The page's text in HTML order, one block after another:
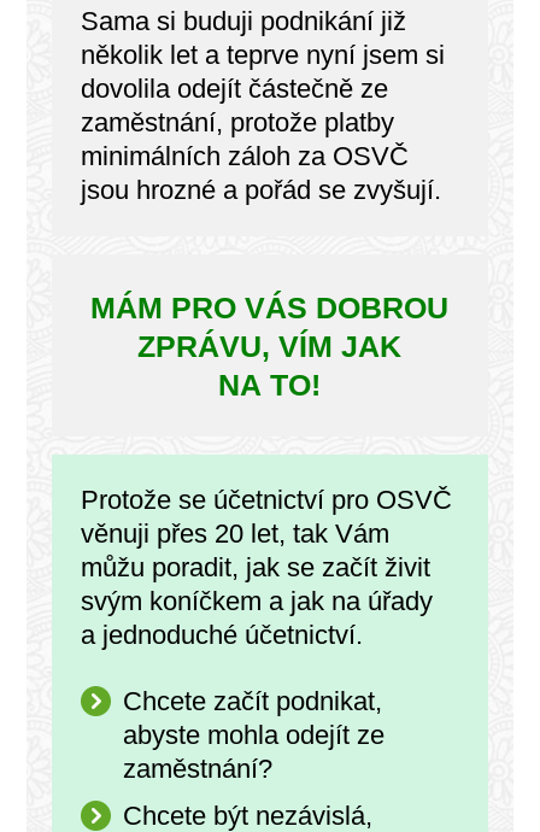
Sama si buduji podnikání již
několik let a teprve nyní jsem si
dovolila odejít částečně ze
zaměstnání, protože platby
minimálních záloh za OSVČ
jsou hrozné a pořád se zvyšují.
MÁM PRO VÁS DOBROU
ZPRÁVU, VÍM JAK
NA TO!
Protože se účetnictví pro OSVČ
věnuji přes 20 let, tak Vám
můžu poradit, jak se začít živit
svým koníčkem a jak na úřady
a jednoduché účetnictví.
Chcete začít podnikat,
abyste mohla odejít ze
zaměstnání?
Chcete být nezávislá,